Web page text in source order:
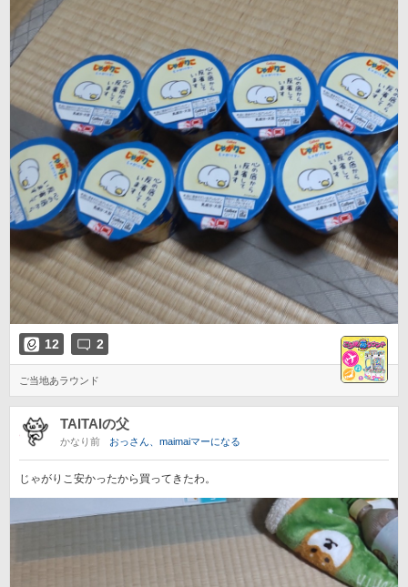
12 2
ご当地あラウンド
TAITAIの父
かなり前 おっさん、maimaiマーになる
じゃがりこ安かったから買ってきたわ。